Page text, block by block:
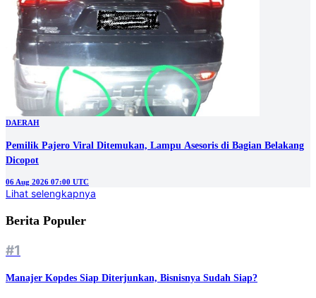
DAERAH
Pemilik Pajero Viral Ditemukan, Lampu Asesoris di Bagian Belakang
Dicopot
06 Aug 2026 07:00 UTC
Lihat selengkapnya
Berita Populer
#1
Manajer Kopdes Siap Diterjunkan, Bisnisnya Sudah Siap?